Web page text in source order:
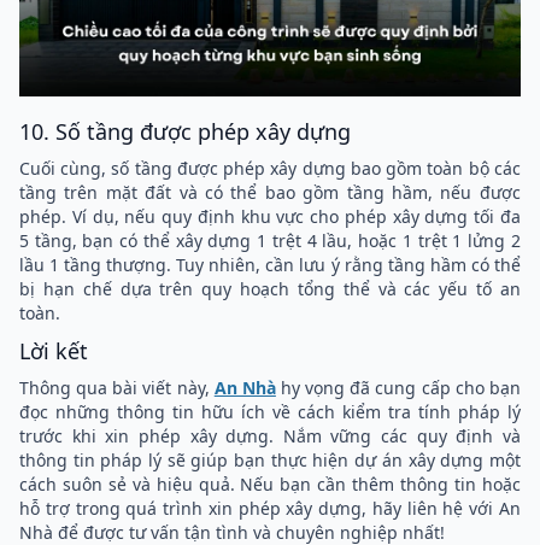
10. Số tầng được phép xây dựng
Cuối cùng, số tầng được phép xây dựng bao gồm toàn bộ các
tầng trên mặt đất và có thể bao gồm tầng hầm, nếu được
phép. Ví dụ, nếu quy định khu vực cho phép xây dựng tối đa
5 tầng, bạn có thể xây dựng 1 trệt 4 lầu, hoặc 1 trệt 1 lửng 2
lầu 1 tầng thượng. Tuy nhiên, cần lưu ý rằng tầng hầm có thể
bị hạn chế dựa trên quy hoạch tổng thể và các yếu tố an
toàn.
Lời kết
Thông qua bài viết này, An Nhàhy vọng đã cung cấp cho bạn
đọc những thông tin hữu ích về cách kiểm tra tính pháp lý
trước khi xin phép xây dựng. Nắm vững các quy định và
thông tin pháp lý sẽ giúp bạn thực hiện dự án xây dựng một
cách suôn sẻ và hiệu quả. Nếu bạn cần thêm thông tin hoặc
hỗ trợ trong quá trình xin phép xây dựng, hãy liên hệ với An
Nhà để được tư vấn tận tình và chuyên nghiệp nhất!